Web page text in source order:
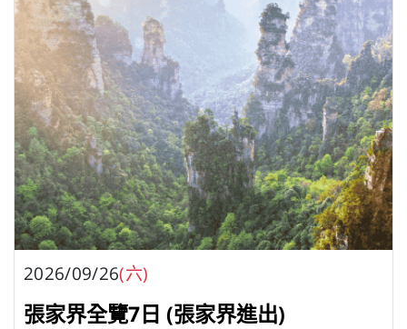
2026/09/26(六)
張家界全覽7日 (張家界進出)